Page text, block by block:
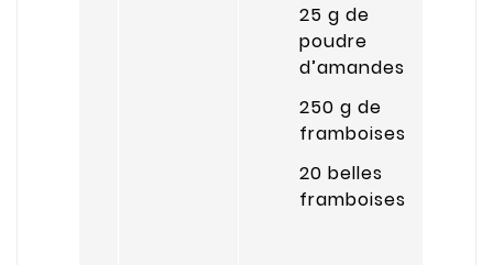
25 g de
poudre
d’amandes
250 g de
framboises
20 belles
framboises